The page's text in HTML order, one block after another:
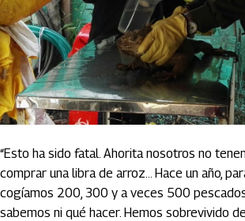
“Esto ha sido fatal. Ahorita nosotros no
comprar una libra de arroz… Hace un año,
cogíamos 200, 300 y a veces 500
sabemos ni qué hacer. Hemos sobrevivido